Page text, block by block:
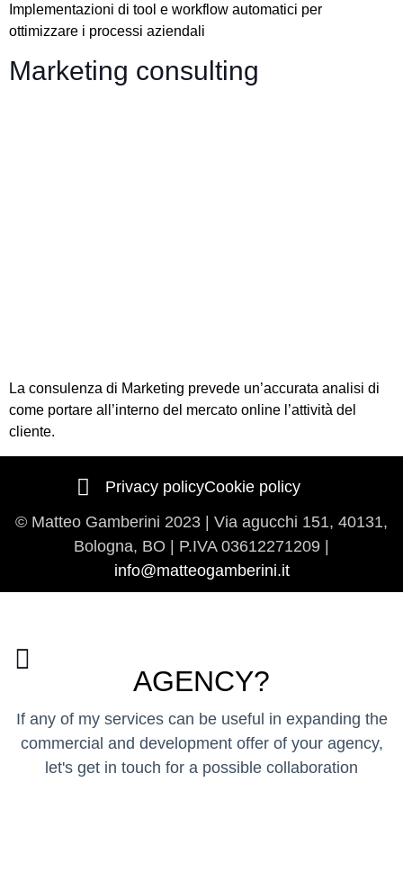
Implementazioni di tool e workflow automatici per
ottimizzare i processi aziendali
Marketing consulting
La consulenza di Marketing prevede un’accurata analisi di
come portare all’interno del mercato online l’attività del
cliente.
Privacy policyCookie policy
© Matteo Gamberini 2023 | Via agucchi 151, 40131,
Bologna, BO | P.IVA 03612271209 |
info@matteogamberini.it
AGENCY?
If any of my services can be useful in expanding the
commercial and development offer of your agency,
let's get in touch for a possible collaboration